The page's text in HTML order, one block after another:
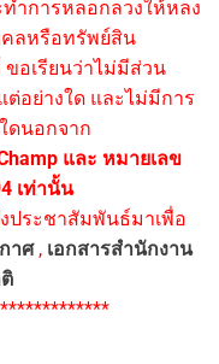
ำการหลอกลวงให้หลง
ลหรือทรัพย์สิน
อเรียนว่าไม่มีส่วน
ต่อย่างใด และไม่มีการ
ดนอกจาก
และ หมายเลข
เท่านั้น
ประชาสัมพันธ์มาเพื่อ
าศ, เอกสารสำนักงาน